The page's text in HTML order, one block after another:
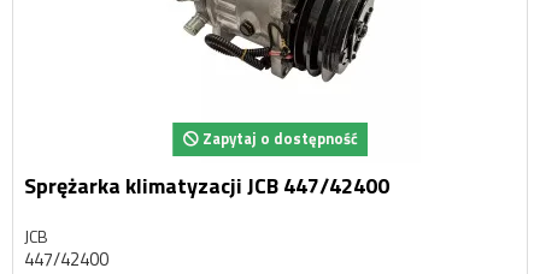
Zapytaj o dostępność
Sprężarka klimatyzacji JCB 447/42400
JCB
447/42400